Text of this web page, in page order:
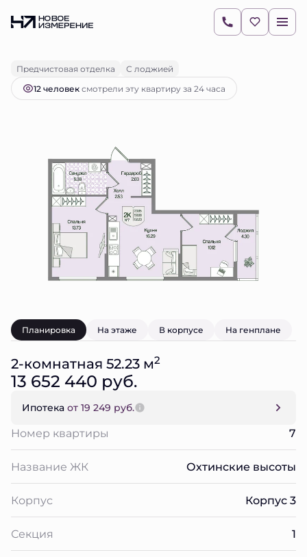
2-комнатная 13 652 440 руб.
Ипотекаот 19 249 руб.
Предчистовая отделка
С лоджией
12 человексмотрели эту квартиру за 24 часа
Планировка На этаже В корпусе На генплане
2-комнатная 52.23 м2
13 652 440 руб.
Ипотека от 19 249 руб.
Номер квартиры 7
Название ЖК Охтинские высоты
Корпус Корпус 3
Секция 1